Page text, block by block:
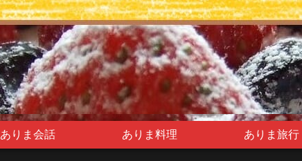
ありま会話 ありま料理 ありま旅行